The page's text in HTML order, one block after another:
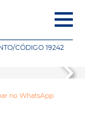
/CÓDIGO 19242
no WhatsApp